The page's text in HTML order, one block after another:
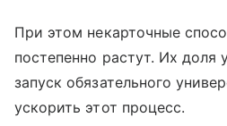
При этом некарточные
постепенно растут. Их доля
запуск обязательного
ускорить этот процесс.